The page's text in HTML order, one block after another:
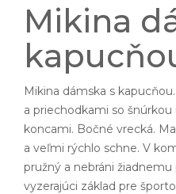
Mikina
Mikina dámska s
a priechodkami so
koncami. Bočné vrecká.
a veľmi rýchlo schne. V
pružný a nebráni
vyzerajúci základ pre